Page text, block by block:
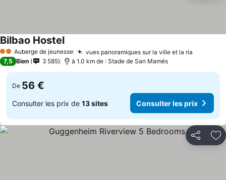
2 ÉtoilesAuberge de jeunesse vues panoramiques sur la ville et la ria
Bilbao Hostel
7,5 Bien 3 585 à 1.0 km de : Stade de San Mamés
De 56 €
Consulter les prix de 13 sites Consulter les prix
Partager